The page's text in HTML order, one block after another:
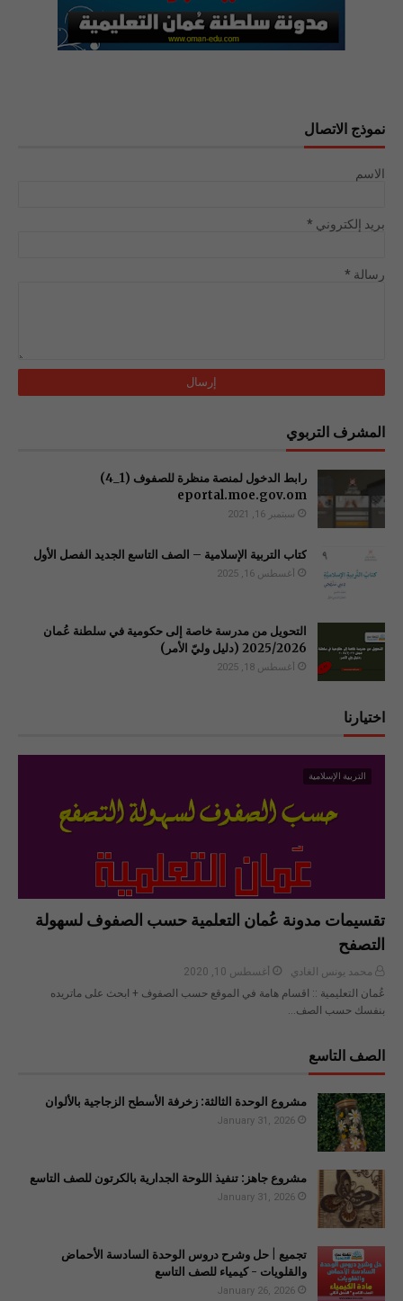
نموذج الاتصال
الاسم
بريد إلكتروني *
رسالة *
المشرف التربوي
رابط الدخول لمنصة منظرة للصفوف (1_4)
سبتمبر 16, 2021
كتاب التربية الإسلامية – الصف التاسع الجديد الفصل الأول
أغسطس 16, 2025
التحويل من مدرسة خاصة إلى حكومية في سلطنة عُمان
2025/2026 (دليل وليّ الأمر)
أغسطس 18, 2025
اختيارنا
التربية الإسلامية
تقسيمات مدونة عُمان التعلمية حسب الصفوف لسهولة
التصفح
محمد يونس الغادي
أغسطس 10, 2020
عُمان التعليمية :: اقسام هامة في الموقع حسب الصفوف + ابحث على ماتريده
بنفسك حسب الصف…
الصف التاسع
مشروع الوحدة الثالثة: زخرفة الأسطح الزجاجية بالألوان
January 31, 2026
مشروع جاهز: تنفيذ اللوحة الجدارية بالكرتون للصف التاسع
January 31, 2026
تجميع | حل وشرح دروس الوحدة السادسة الأحماض
والقلويات - كيمياء للصف التاسع
January 26, 2026